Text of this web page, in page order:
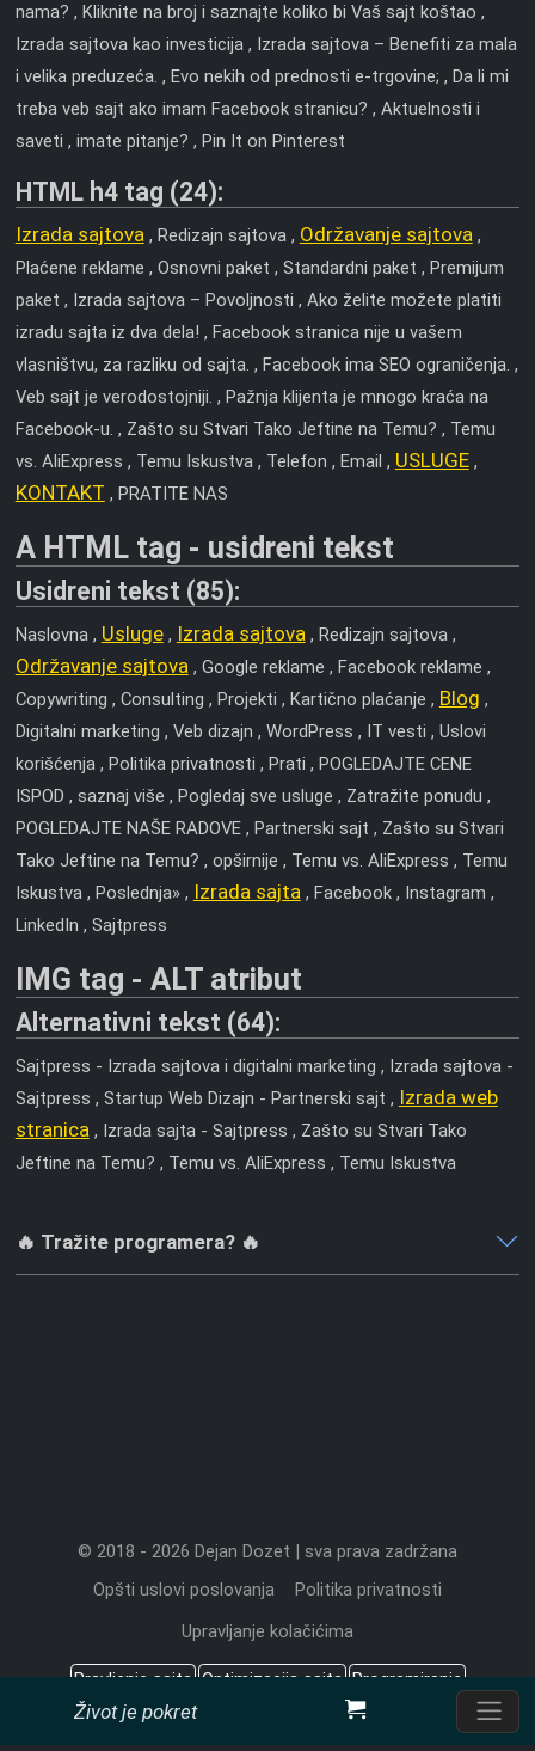
Život je pokret
nama? , Kliknite na broj i saznajte koliko bi Vaš sajt koštao ,
Izrada sajtova kao investicija , Izrada sajtova – Benefiti za mala
i velika preduzeća. , Evo nekih od prednosti e-trgovine; , Da li mi
treba veb sajt ako imam Facebook stranicu? , Aktuelnosti i
saveti , imate pitanje? , Pin It on Pinterest
HTML h4 tag (24):
Izrada sajtova , Redizajn sajtova , Održavanje sajtova ,
Plaćene reklame , Osnovni paket , Standardni paket , Premijum
paket , Izrada sajtova – Povoljnosti , Ako želite možete platiti
izradu sajta iz dva dela! , Facebook stranica nije u vašem
vlasništvu, za razliku od sajta. , Facebook ima SEO ograničenja. ,
Veb sajt je verodostojniji. , Pažnja klijenta je mnogo kraća na
Facebook-u. , Zašto su Stvari Tako Jeftine na Temu? , Temu
vs. AliExpress , Temu Iskustva , Telefon , Email , USLUGE,
KONTAKT , PRATITE NAS
A HTML tag - usidreni tekst
Usidreni tekst (85):
Naslovna , Usluge, Izrada sajtova , Redizajn sajtova ,
Održavanje sajtova , Google reklame , Facebook reklame ,
Copywriting , Consulting , Projekti , Kartično plaćanje , Blog ,
Digitalni marketing , Veb dizajn , WordPress , IT vesti , Uslovi
korišćenja , Politika privatnosti , Prati , POGLEDAJTE CENE
ISPOD , saznaj više , Pogledaj sve usluge , Zatražite ponudu ,
POGLEDAJTE NAŠE RADOVE , Partnerski sajt , Zašto su Stvari
Tako Jeftine na Temu? , opširnije , Temu vs. AliExpress , Temu
Iskustva , Poslednja» , Izrada sajta , Facebook , Instagram ,
LinkedIn , Sajtpress
IMG tag - ALT atribut
Alternativni tekst (64):
Sajtpress - Izrada sajtova i digitalni marketing , Izrada sajtova -
Sajtpress , Startup Web Dizajn - Partnerski sajt , Izrada web
stranica , Izrada sajta - Sajtpress , Zašto su Stvari Tako
Jeftine na Temu? , Temu vs. AliExpress , Temu Iskustva
🔥 Tražite programera? 🔥
© 2018 - 2026 Dejan Dozet | sva prava zadržana
Opšti uslovi poslovanja
Politika privatnosti
Upravljanje kolačićima
Pravljenje sajta Optimizacija sajta Programiranje
Sadržaj koji znači
Pretraživači CMS